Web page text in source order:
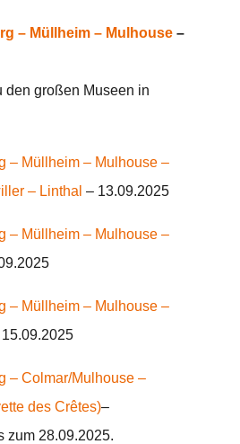
– Müllheim – Mulhouse –
den großen Museen in
– Müllheim – Mulhouse –
– Linthal – 13.09.2025
– Müllheim – Mulhouse –
– Müllheim – Mulhouse –
– Colmar/Mulhouse –
des Crêtes)–
zum 28.09.2025.